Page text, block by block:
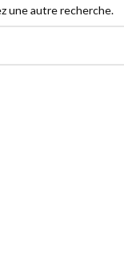
une autre recherche.